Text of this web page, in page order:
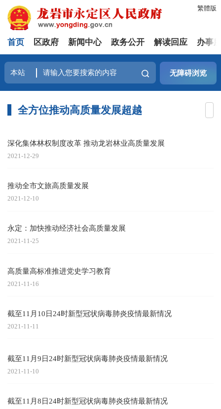
繁體版
首页 区政府 新闻中心 政务公开 解读回应 办事
无障碍浏览
全方位推动高质量发展超越
深化集体林权制度改革 推动龙岩林业高质量发展
2021-12-29
推动全市文旅高质量发展
2021-12-10
永定：加快推动经济社会高质量发展
2021-11-25
高质量高标准推进党史学习教育
2021-11-16
截至11月10日24时新型冠状病毒肺炎疫情最新情况
2021-11-11
截至11月9日24时新型冠状病毒肺炎疫情最新情况
2021-11-10
截至11月8日24时新型冠状病毒肺炎疫情最新情况